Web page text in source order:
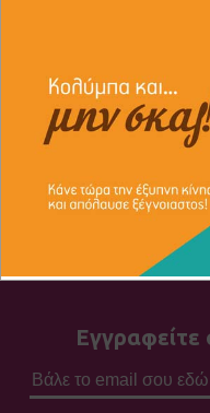
View the embedded
https://